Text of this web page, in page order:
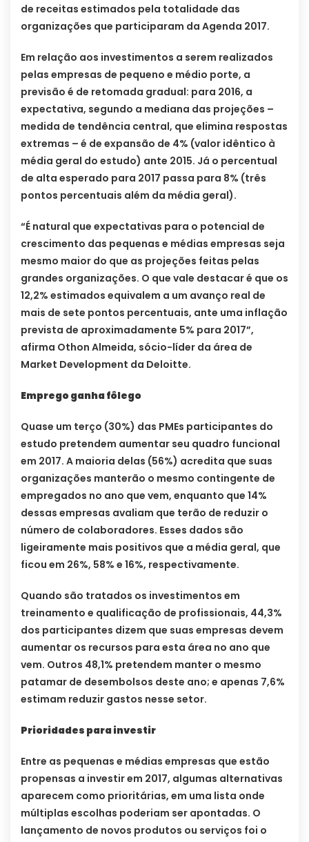
de receitas estimados pela totalidade das
organizações que participaram da Agenda 2017.
Em relação aos investimentos a serem realizados
pelas empresas de pequeno e médio porte, a
previsão é de retomada gradual: para 2016, a
expectativa, segundo a mediana das projeções –
medida de tendência central, que elimina respostas
extremas – é de expansão de 4% (valor idêntico à
média geral do estudo) ante 2015. Já o percentual
de alta esperado para 2017 passa para 8% (três
pontos percentuais além da média geral).
“É natural que expectativas para o potencial de
crescimento das pequenas e médias empresas seja
mesmo maior do que as projeções feitas pelas
grandes organizações. O que vale destacar é que os
12,2% estimados equivalem a um avanço real de
mais de sete pontos percentuais, ante uma inflação
prevista de aproximadamente 5% para 2017”,
afirma Othon Almeida, sócio-líder da área de
Market Development da Deloitte.
Emprego ganha fôlego
Quase um terço (30%) das PMEs participantes do
estudo pretendem aumentar seu quadro funcional
em 2017. A maioria delas (56%) acredita que suas
organizações manterão o mesmo contingente de
empregados no ano que vem, enquanto que 14%
dessas empresas avaliam que terão de reduzir o
número de colaboradores. Esses dados são
ligeiramente mais positivos que a média geral, que
ficou em 26%, 58% e 16%, respectivamente.
Quando são tratados os investimentos em
treinamento e qualificação de profissionais, 44,3%
dos participantes dizem que suas empresas devem
aumentar os recursos para esta área no ano que
vem. Outros 48,1% pretendem manter o mesmo
patamar de desembolsos deste ano; e apenas 7,6%
estimam reduzir gastos nesse setor.
Prioridades para investir
Entre as pequenas e médias empresas que estão
propensas a investir em 2017, algumas alternativas
aparecem como prioritárias, em uma lista onde
múltiplas escolhas poderiam ser apontadas. O
lançamento de novos produtos ou serviços foi o